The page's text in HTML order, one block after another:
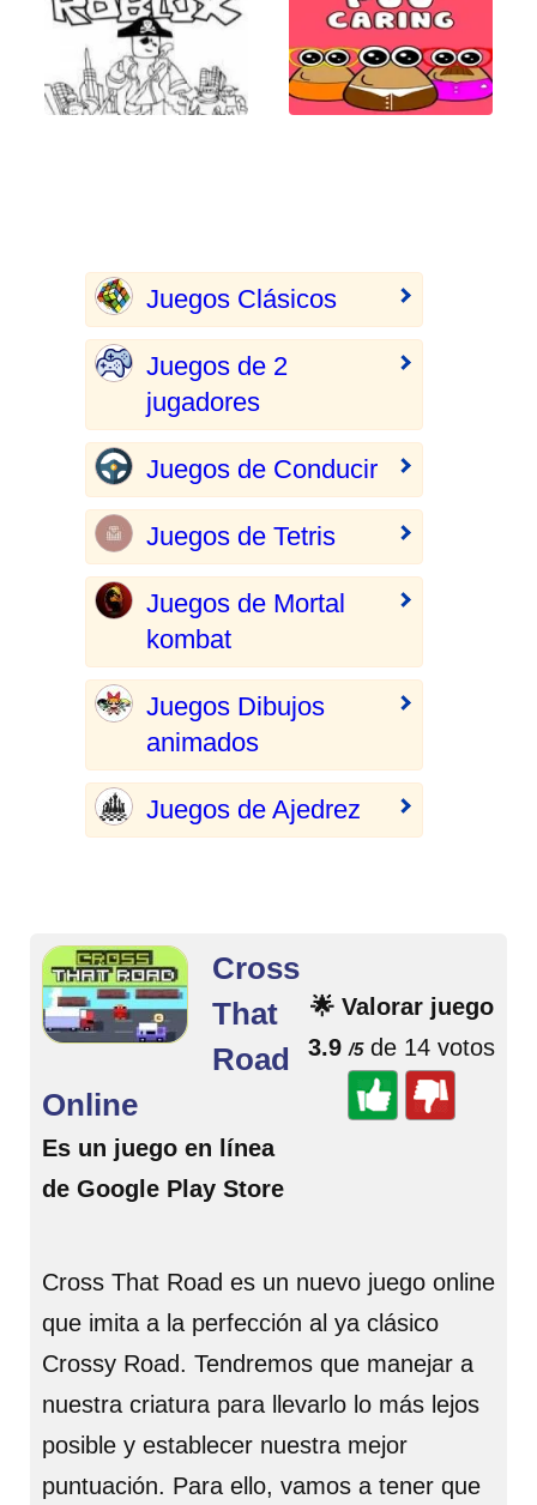
Juegos Clásicos
Juegos de 2
jugadores
Juegos de Conducir
Juegos de Tetris
Juegos de Mortal
kombat
Juegos Dibujos
animados
Juegos de Ajedrez
🌟 Valorar juego
3.9 /5de 14 votos
Cross
That
Road
Online
Es un juego en línea
de Google Play Store
Cross That Road es un nuevo juego online
que imita a la perfección al ya clásico
Crossy Road. Tendremos que manejar a
nuestra criatura para llevarlo lo más lejos
posible y establecer nuestra mejor
puntuación. Para ello, vamos a tener que